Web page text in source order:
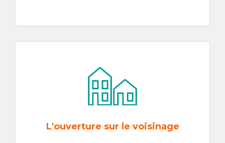
L'ouverture sur le voisinage